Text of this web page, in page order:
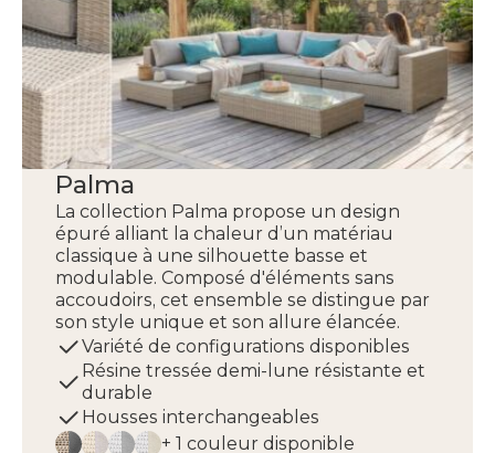
Palma
La collection Palma propose un design
épuré alliant la chaleur d’un matériau
classique à une silhouette basse et
modulable. Composé d'éléments sans
accoudoirs, cet ensemble se distingue par
son style unique et son allure élancée.
Variété de configurations disponibles
Résine tressée demi-lune résistante et
durable
Housses interchangeables
+ 1 couleur disponible